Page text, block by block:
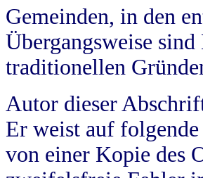
Gemeinden, in den
Übergangsweise
traditionellen
Autor dieser
Er weist auf
von einer Kopie des